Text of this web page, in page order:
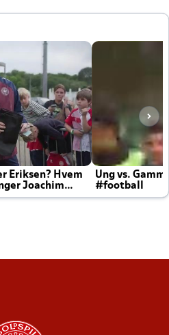
Eriksen? Hvem
Joachim
Ung vs.
#football